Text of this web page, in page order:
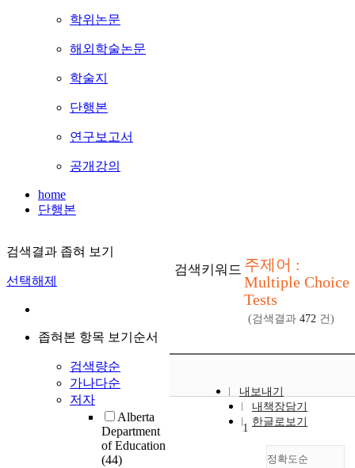
학위논문
해외학술논문
학술지
단행본
연구보고서
공개강의
home
단행본
검색결과 좁혀 보기
선택해제
좁혀본 항목 보기순서
검색량순
가나다순
저자
Alberta
Department
of Education
(44)
검색키워드 주제어 :
Multiple Choice
Tests
(검색결과 472 건)
내보내기
내책장담기
한글로보기
정확도순
1